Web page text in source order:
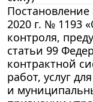
Постановление
2020 г. № 1193
контроля,
статьи 99
контрактной
работ, услуг
и